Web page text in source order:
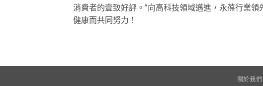
消費者的壹致好評。“向高科技領域邁進，永葆行業
健康而共同努力！
關於我們